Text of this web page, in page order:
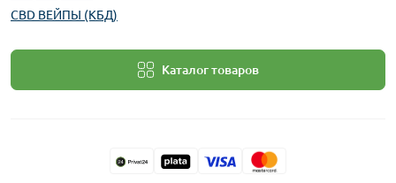
CBD ВЕЙПЫ (КБД)
Каталог товаров